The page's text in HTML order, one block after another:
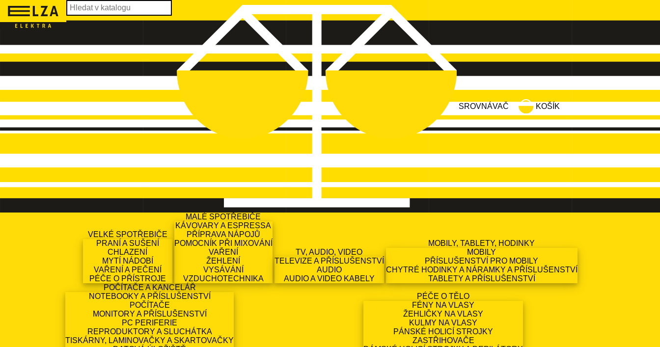
SROVNÁVAČ KOŠÍK
VELKÉ SPOTŘEBIČE
PRANÍ A SUŠENÍ
CHLAZENÍ
MYTÍ NÁDOBÍ
VAŘENÍ A PEČENÍ
PÉČE O PŘÍSTROJE
MALÉ SPOTŘEBIČE
KÁVOVARY A ESPRESSA
PŘÍPRAVA NÁPOJŮ
POMOCNÍK PŘI MIXOVÁNÍ
VAŘENÍ
ŽEHLENÍ
VYSÁVÁNÍ
VZDUCHOTECHNIKA
TV, AUDIO, VIDEO
TELEVIZE A PŘÍSLUŠENSTVÍ
AUDIO
AUDIO A VIDEO KABELY
MOBILY, TABLETY, HODINKY
MOBILY
PŘÍSLUŠENSTVÍ PRO MOBILY
CHYTRÉ HODINKY A NÁRAMKY A PŘÍSLUŠENSTVÍ
TABLETY A PŘÍSLUŠENSTVÍ
POČÍTAČE A KANCELÁŘ
NOTEBOOKY A PŘÍSLUŠENSTVÍ
POČÍTAČE
MONITORY A PŘÍSLUŠENSTVÍ
PC PERIFERIE
REPRODUKTORY A SLUCHÁTKA
TISKÁRNY, LAMINOVAČKY A SKARTOVAČKY
PÉČE O TĚLO
FÉNY NA VLASY
ŽEHLIČKY NA VLASY
KULMY NA VLASY
PÁNSKÉ HOLICÍ STROJKY
ZASTŘIHOVAČE